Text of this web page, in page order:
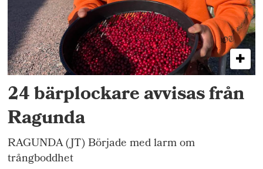
24 bärplockare avvisas från
Ragunda
RAGUNDA (JT) Började med larm om
trångboddhet